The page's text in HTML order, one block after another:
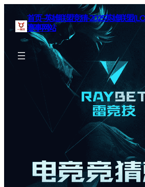
首页–英雄联盟竞猜-2025英雄联盟
赛事网站